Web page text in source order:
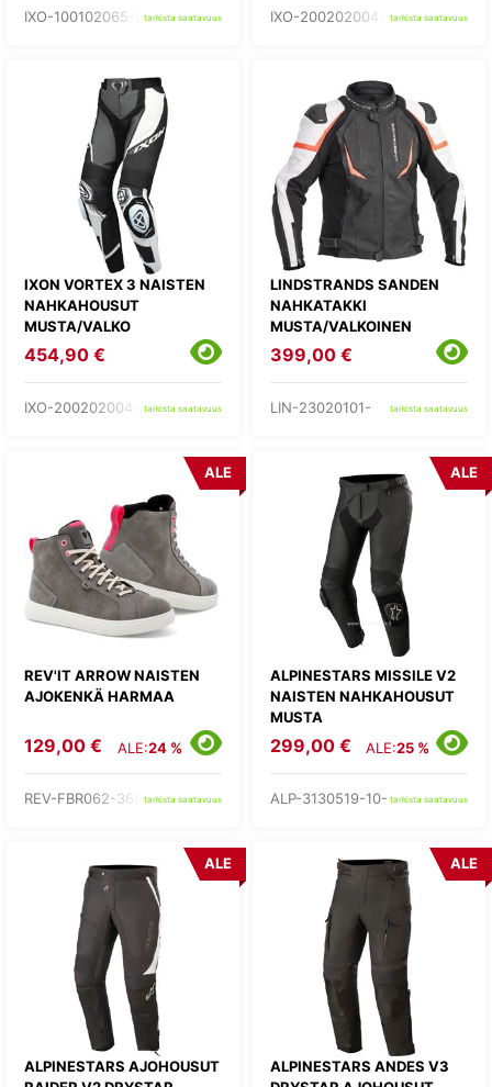
IXO-100102065-01-tarkista saatavuus IXO-200202004-57-tarkista saatavuus
IXON VORTEX 3 NAISTEN
NAHKAHOUSUT
MUSTA/VALKO
454,90 €
IXO-200202004-24-tarkista saatavuus
LINDSTRANDS SANDEN
NAHKATAKKI
MUSTA/VALKOINEN
399,00 €
LIN-23020101- tarkista saatavuus
REV'IT ARROW NAISTEN
AJOKENKÄ HARMAA
ALE
129,00 € ALE:24 %
REV-FBR062-3690-tarkista saatavuus
ALPINESTARS MISSILE V2
NAISTEN NAHKAHOUSUT
MUSTA
ALE
299,00 € ALE:25 %
ALP-3130519-10- tarkista saatavuus
ALPINESTARS AJOHOUSUT
ALE
ALPINESTARS ANDES V3
ALE